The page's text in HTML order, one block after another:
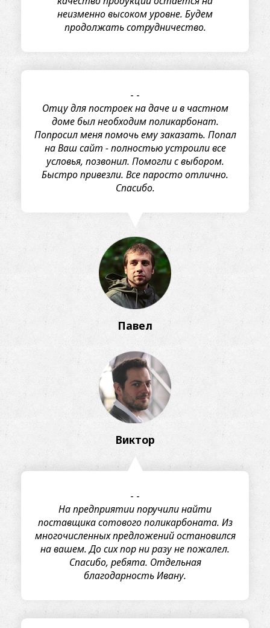
неизменно высоком уровне. Будем
продолжать сотрудничество.
- -
Отцу для построек на даче и в частном
доме был необходим поликарбонат.
Попросил меня помочь ему заказать. Попал
на Ваш сайт - полностью устроили все
условья, позвонил. Помогли с выбором.
Быстро привезли. Все паросто отлично.
Спасибо.
Павел
Виктор
- -
На предприятии поручили найти
поставщика сотового поликарбоната. Из
многочисленных предложений остановился
на вашем. До сих пор ни разу не пожалел.
Спасибо, ребята. Отдельная
благодарность Ивану.